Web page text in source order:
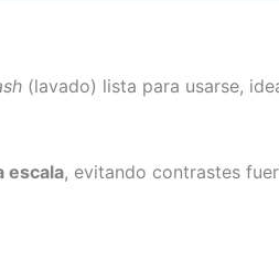
(lavado) lista para usarse,
escala, evitando contrastes